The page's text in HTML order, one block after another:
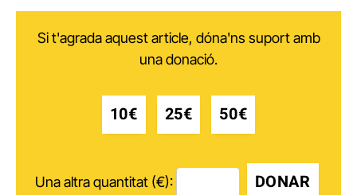
Si t'agrada aquest article, dóna'ns suport amb
una donació.
10€ 25€ 50€
Una altra quantitat (€): DONAR